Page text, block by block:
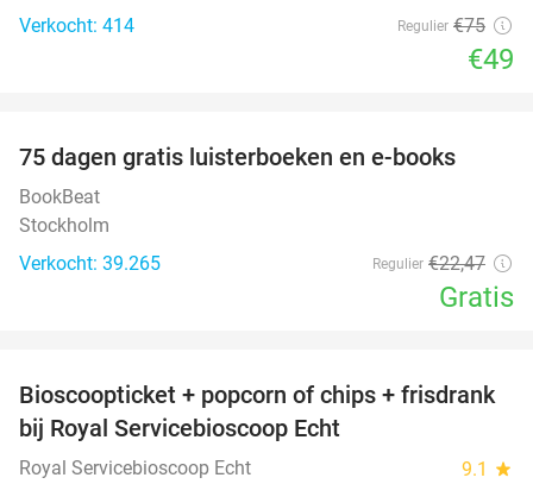
Verkocht: 414
Regulier €75
€49
75 dagen gratis luisterboeken en e-books
BookBeat
Stockholm
Verkocht: 39.265
Regulier €22,47
Gratis
34%
Bioscoopticket + popcorn of chips + frisdrank
bij Royal Servicebioscoop Echt
Royal Servicebioscoop Echt 9.1 star